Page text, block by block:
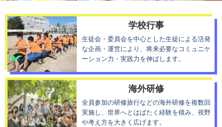
学校行事
生徒会・委員会を中心とした生徒による活発
な企画・運営により、将来必要なコミュニケ
ーション力・実践力を伸ばします。
海外研修
全員参加の研修旅行などの海外研修を複数回
実施し、世界へとはばたく経験を積み、視野
や考え方を大きく広げます。